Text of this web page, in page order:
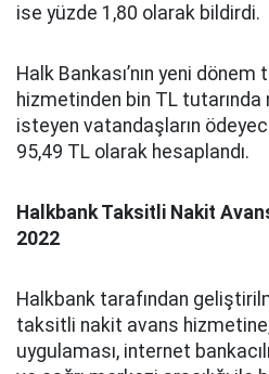
ise yüzde 1,80 olarak bildirdi.
Halk Bankası’nın yeni
hizmetinden bin TL
isteyen vatandaşların
95,49 TL olarak hesaplandı.
Halkbank Taksitli Nakit
2022
Halkbank tarafından
taksitli nakit avans hizmetine,
uygulaması, internet